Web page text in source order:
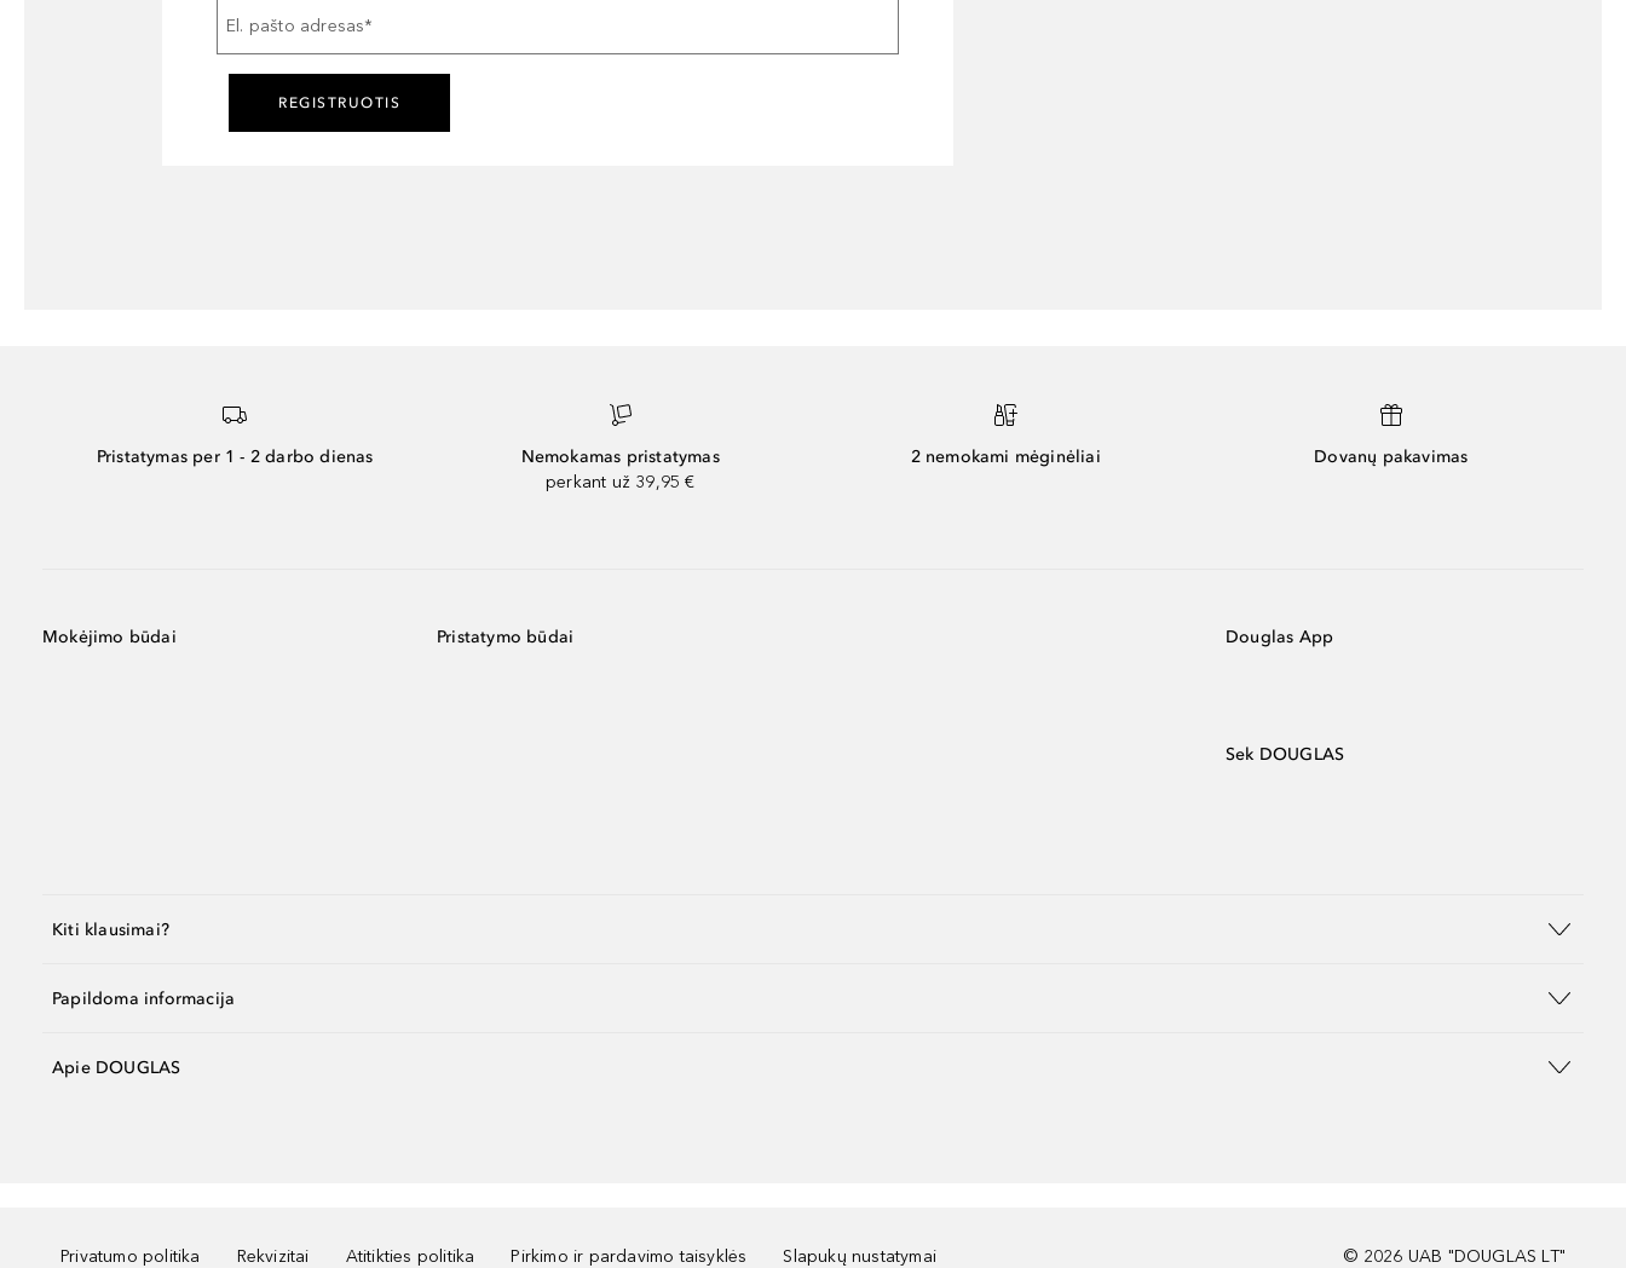
El. pašto adresas*
REGISTRUOTIS
Pristatymas per 1 - 2 darbo dienas
Nemokamas pristatymas
perkant už 39,95 €
2 nemokami mėginėliai Dovanų pakavimas
Mokėjimo būdai Pristatymo būdai Douglas App
Sek DOUGLAS
Kiti klausimai?
Papildoma informacija
Apie DOUGLAS
Privatumo politika Rekvizitai Atitikties politika Pirkimo ir pardavimo taisyklės Slapukų nustatymai © 2026 UAB "DOUGLAS LT"